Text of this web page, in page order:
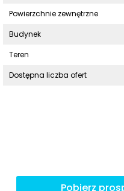
Powierzchnie zewnętrzne
Budynek
Teren
Dostępna liczba ofert
Pobierz